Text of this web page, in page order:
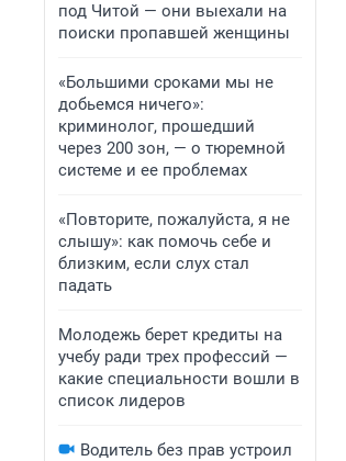
под Читой — они выехали на
поиски пропавшей женщины
«Большими сроками мы не
добьемся ничего»:
криминолог, прошедший
через 200 зон, — о тюремной
системе и ее проблемах
«Повторите, пожалуйста, я не
слышу»: как помочь себе и
близким, если слух стал
падать
Молодежь берет кредиты на
учебу ради трех профессий —
какие специальности вошли в
список лидеров
Водитель без прав устроил